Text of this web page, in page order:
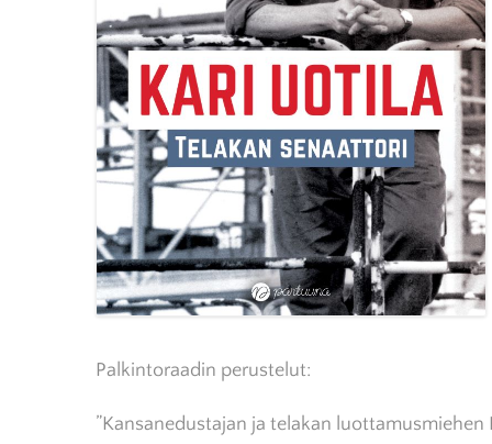
Palkintoraadin perustelut:
”Kansanedustajan ja telakan